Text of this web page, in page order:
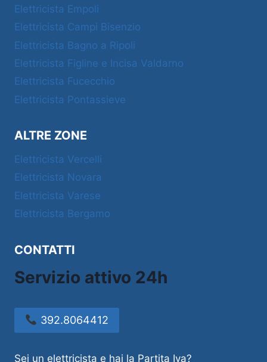
Elettricista Empoli
Elettricista Campi Bisenzio
Elettricista Bagno a Ripoli
Elettricista Figline e Incisa Valdarno
Elettricista Fucecchio
Elettricista Pontassieve
ALTRE ZONE
Elettricista Vercelli
Elettricista Novara
Elettricista Varese
Elettricista Bergamo
CONTATTI
Servizio attivo 24h
392.8064412
Sei un elettricista e hai la Partita Iva?